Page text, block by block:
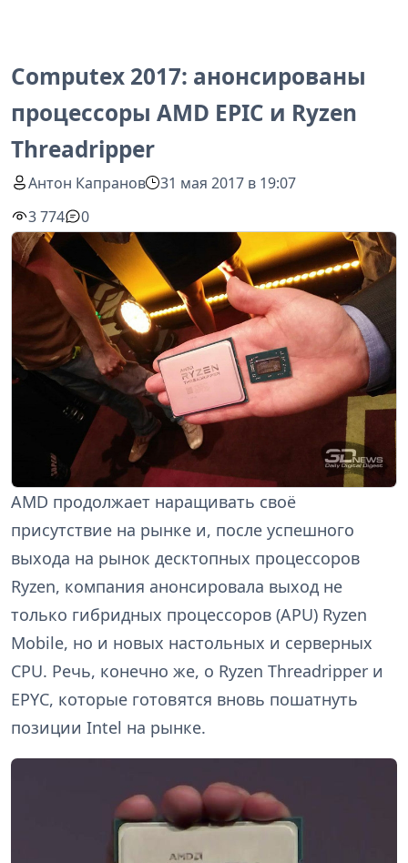
Computex 2017: анонсированы
процессоры AMD EPIC и Ryzen
Threadripper
Антон Капранов
31 мая 2017 в 19:07
3 774
0
AMD продолжает наращивать своё
присутствие на рынке и, после успешного
выхода на рынок десктопных процессоров
Ryzen, компания анонсировала выход не
только гибридных процессоров (APU) Ryzen
Mobile, но и новых настольных и серверных
CPU. Речь, конечно же, о Ryzen Threadripper и
EPYC, которые готовятся вновь пошатнуть
позиции Intel на рынке.